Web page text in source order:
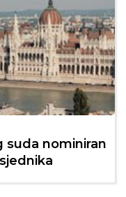
suda nominiran